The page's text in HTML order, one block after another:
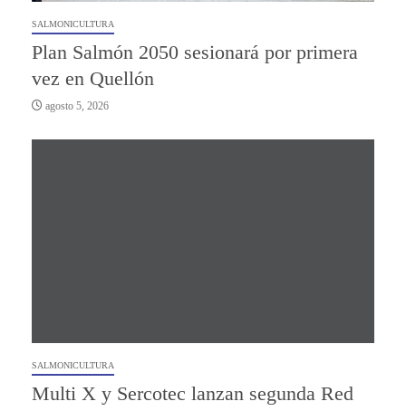
SALMONICULTURA
Plan Salmón 2050 sesionará por primera
vez en Quellón
agosto 5, 2026
SALMONICULTURA
Multi X y Sercotec lanzan segunda Red